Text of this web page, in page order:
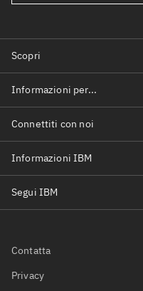
Contatta
Privacy